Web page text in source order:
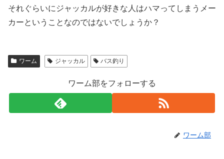
それぐらいにジャッカルが好きな人はハマってしまうメー
カーということなのではないでしょうか？
ワーム ジャッカル バス釣り
ワーム部をフォローする
ワーム部